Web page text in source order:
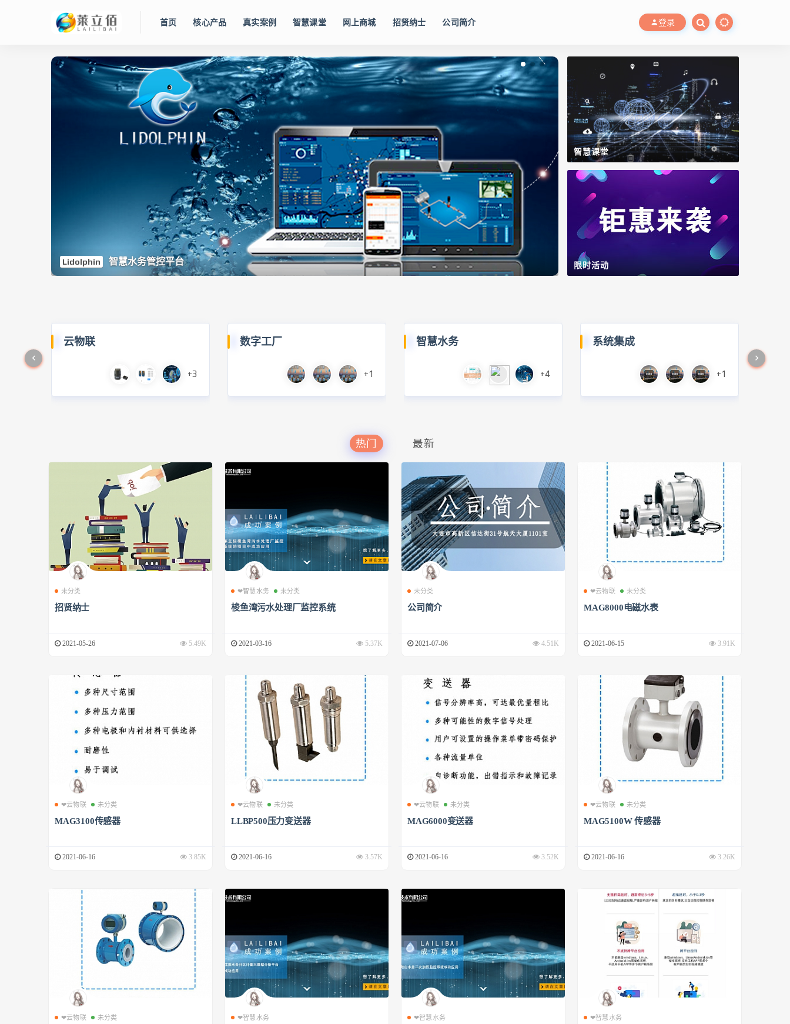
首页 核心产品 真实案例 智慧课堂 网上商城 招贤纳士 公司简介 登录
Lidolphin 智慧水务管控平台
智慧课堂
限时活动
云物联
+3
数字工厂
+1
智慧水务
+4
系统集成
+1
热门 最新
未分类
招贤纳士
2021-05-26 5.49K
❤智慧水务 未分类
梭鱼湾污水处理厂监控系统
2021-03-16 5.37K
未分类
公司简介
2021-07-06 4.51K
❤云物联 未分类
MAG8000电磁水表
2021-06-15 3.91K
❤云物联 未分类
MAG3100传感器
2021-06-16 3.85K
❤云物联 未分类
LLBP500压力变送器
2021-06-16 3.57K
❤云物联 未分类
MAG6000变送器
2021-06-16 3.52K
❤云物联 未分类
MAG5100W 传感器
2021-06-16 3.26K
❤云物联 未分类 ❤智慧水务 ❤智慧水务 ❤智慧水务